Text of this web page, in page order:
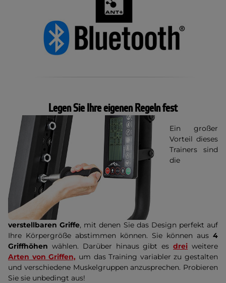
Legen Sie Ihre eigenen Regeln fest
Ein großer
Vorteil dieses
Trainers sind
die
verstellbaren Griffe, mit denen Sie das Design perfekt auf
Ihre Körpergröße abstimmen können. Sie können aus 4
Griffhöhen wählen. Darüber hinaus gibt esdrei weitere
Arten von Griffen, um das Training variabler zu gestalten
und verschiedene Muskelgruppen anzusprechen. Probieren
Sie sie unbedingt aus!